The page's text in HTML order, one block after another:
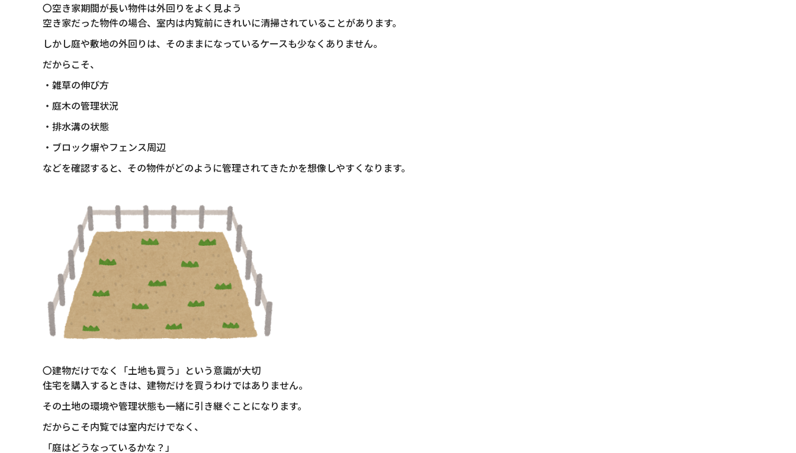
〇空き家期間が長い物件は外回りをよく見よう
空き家だった物件の場合、室内は内覧前にきれいに清掃されていることがあります。
しかし庭や敷地の外回りは、そのままになっているケースも少なくありません。
だからこそ、
・雑草の伸び方
・庭木の管理状況
・排水溝の状態
・ブロック塀やフェンス周辺
などを確認すると、その物件がどのように管理されてきたかを想像しやすくなります。
〇建物だけでなく「土地も買う」という意識が大切
住宅を購入するときは、建物だけを買うわけではありません。
その土地の環境や管理状態も一緒に引き継ぐことになります。
だからこそ内覧では室内だけでなく、
「庭はどうなっているかな？」